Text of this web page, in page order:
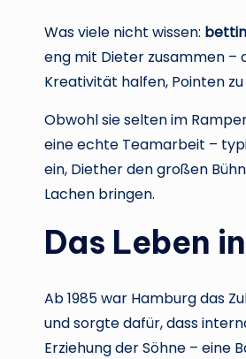
Was viele nicht wissen:
eng mit Dieter zusammen –
Kreativität halfen, Pointen
Obwohl sie selten im
eine echte Teamarbeit –
ein, Diether den großen
Lachen bringen.
Das Leben
Ab 1985 war Hamburg das
und sorgte dafür, dass
Erziehung der Söhne – eine